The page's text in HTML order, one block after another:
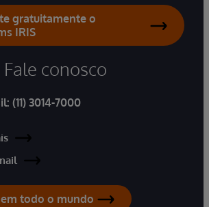
gratuitamente o
IRIS
Fale conosco
(11) 3014-7000
todo o mundo